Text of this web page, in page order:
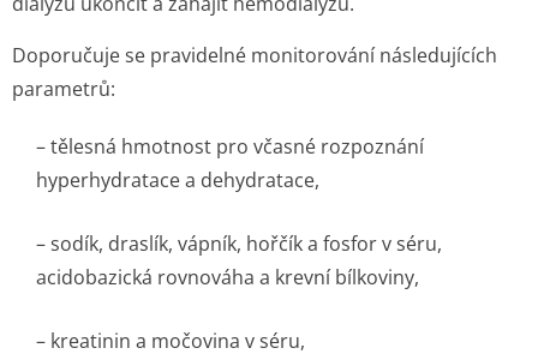
Doporučuje se pravidelné monitorování následujících
parametrů:
– tělesná hmotnost pro včasné rozpoznání
hyperhydratace a dehydratace,
– sodík, draslík, vápník, hořčík a fosfor v séru,
acidobazická rovnováha a krevní bílkoviny,
– kreatinin a močovina v séru,